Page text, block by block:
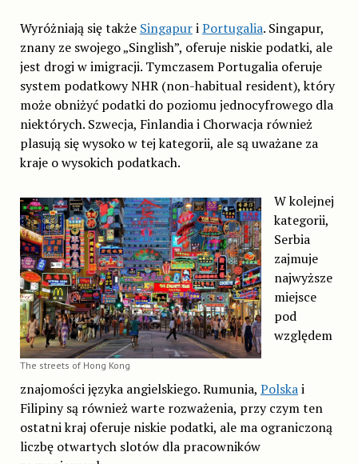
Wyróżniają się także SingapuriPortugalia. Singapur,
znany ze swojego „Singlish”, oferuje niskie podatki, ale
jest drogi w imigracji. Tymczasem Portugalia oferuje
system podatkowy NHR (non-habitual resident), który
może obniżyć podatki do poziomu jednocyfrowego dla
niektórych. Szwecja, Finlandia i Chorwacja również
plasują się wysoko w tej kategorii, ale są uważane za
kraje o wysokich podatkach.
The streets of Hong Kong
W kolejnej
kategorii,
Serbia
zajmuje
najwyższe
miejsce
pod
względem
znajomości języka angielskiego. Rumunia, Polskai
Filipiny są również warte rozważenia, przy czym ten
ostatni kraj oferuje niskie podatki, ale ma ograniczoną
liczbę otwartych slotów dla pracowników